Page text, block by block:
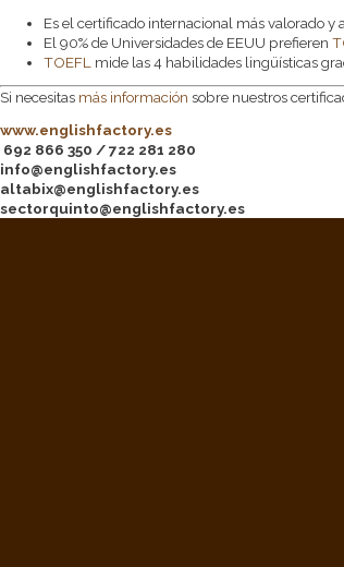
Es el certificado internacional más valorado
El 90% de Universidades de EEUU prefieren
TOEFL
mide las 4 habilidades lingüísticas
Si necesitas más información sobre nuestros
www.englishfactory.es
692 866 350 / 722 281 280
info@englishfactory.es
altabix@englishfactory.es
sectorquinto@englishfactory.es